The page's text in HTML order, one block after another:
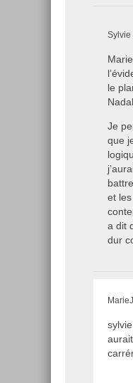
Sylvie
le
Je
que
et
a dit
dur